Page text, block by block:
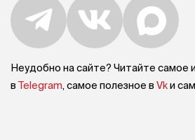
Неудобно на сайте? Читайте самое
в Telegram, самое полезное в Vkи